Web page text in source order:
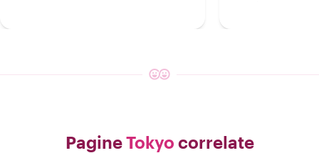
PagineTokyo correlate